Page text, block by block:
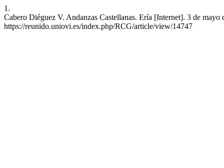
1.
Cabero Diéguez V. Andanzas Castellanas. Ería [Internet]. 3 de
https://reunido.uniovi.es/index.php/RCG/article/view/14747